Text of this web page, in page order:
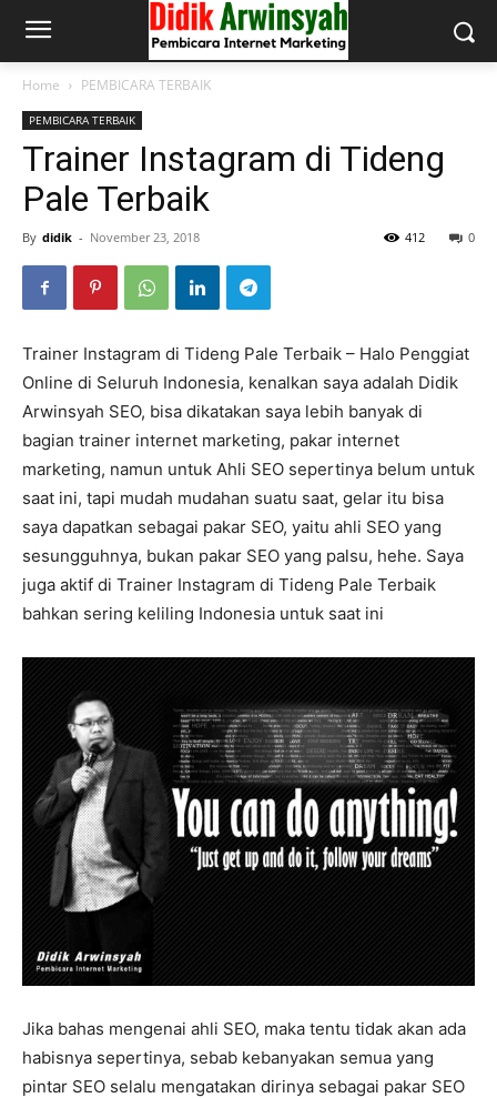
Home PEMBICARA TERBAIK
PEMBICARA TERBAIK
Trainer Instagram di Tideng
Pale Terbaik
By didik - November 23, 2018 0
412
Trainer Instagram di Tideng Pale Terbaik – Halo Penggiat
Online di Seluruh Indonesia, kenalkan saya adalah Didik
Arwinsyah SEO, bisa dikatakan saya lebih banyak di
bagian trainer internet marketing, pakar internet
marketing, namun untuk Ahli SEO sepertinya belum untuk
saat ini, tapi mudah mudahan suatu saat, gelar itu bisa
saya dapatkan sebagai pakar SEO, yaitu ahli SEO yang
sesungguhnya, bukan pakar SEO yang palsu, hehe. Saya
juga aktif di Trainer Instagram di Tideng Pale Terbaik
bahkan sering keliling Indonesia untuk saat ini
Jika bahas mengenai ahli SEO, maka tentu tidak akan ada
habisnya sepertinya, sebab kebanyakan semua yang
pintar SEO selalu mengatakan dirinya sebagai pakar SEO